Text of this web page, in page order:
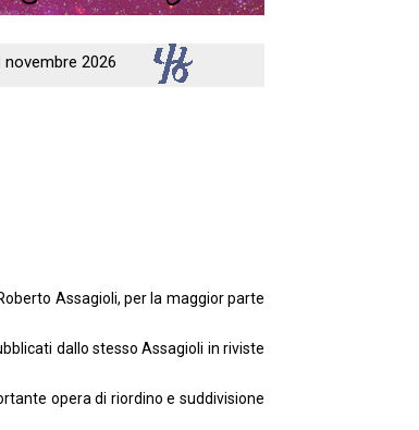
novembre 2026
Assagioli, per la maggior parte
dallo stesso Assagioli in riviste
opera di riordino e suddivisione